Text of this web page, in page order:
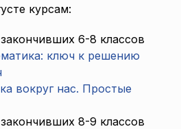
курсам:
6-8 классов
ключ к решению
вокруг нас. Простые
8-9 классов